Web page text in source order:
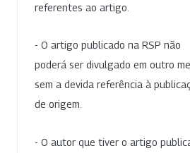
referentes ao artigo.
- O artigo publicado na RSP não
poderá ser divulgado em outro
sem a devida referência à
de origem.
- O autor que tiver o artigo